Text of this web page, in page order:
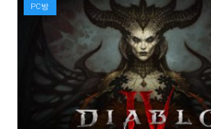
PC방